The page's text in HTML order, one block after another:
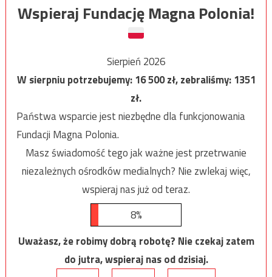
Wspieraj Fundację Magna Polonia!
Sierpień 2026
W sierpniu potrzebujemy:16 500zł, zebraliśmy:1351
zł.
Państwa wsparcie jest niezbędne dla funkcjonowania
Fundacji Magna Polonia.
Masz świadomość tego jak ważne jest przetrwanie
niezależnych ośrodków medialnych? Nie zwlekaj więc,
wspieraj nas już od teraz.
8%
Uważasz, że robimy dobrą robotę? Nie czekaj zatem
do jutra, wspieraj nas od dzisiaj.